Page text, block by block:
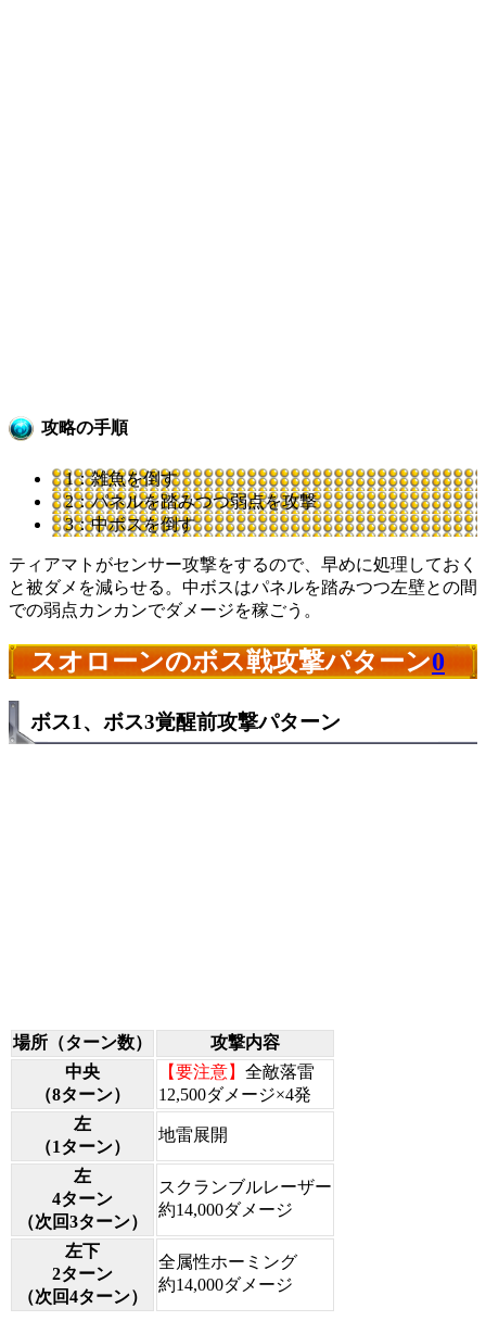
攻略の手順
1：雑魚を倒す
2：パネルを踏みつつ弱点を攻撃
3：中ボスを倒す
ティアマトがセンサー攻撃をするので、早めに処理しておく
と被ダメを減らせる。中ボスはパネルを踏みつつ左壁との間
での弱点カンカンでダメージを稼ごう。
スオローンのボス戦攻撃パターン0
ボス1、ボス3覚醒前攻撃パターン
場所（ターン数）
攻撃内容
中央
（8ターン）
【要注意】 全敵落雷
12,500ダメージ×4発
左
（1ターン）
地雷展開
左
4ターン
（次回3ターン）
スクランブルレーザー
約14,000ダメージ
左下
2ターン
（次回4ターン）
全属性ホーミング
約14,000ダメージ